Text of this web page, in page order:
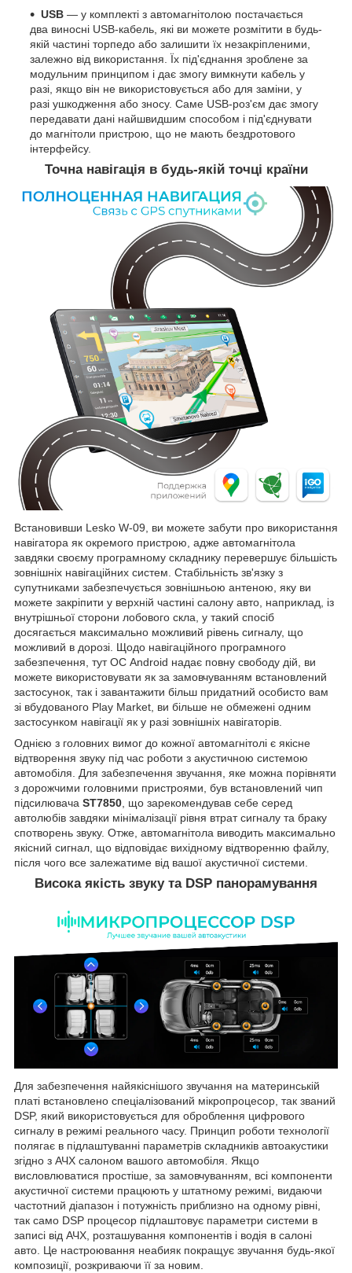
USB — у комплекті з автомагнітолою постачається
два виносні USB-кабель, які ви можете розмітити в будь-
якій частині торпедо або залишити їх незакріпленими,
залежно від використання. Їх під'єднання зроблене за
модульним принципом і дає змогу вимкнути кабель у
разі, якщо він не використовується або для заміни, у
разі ушкодження або зносу. Саме USB-роз'єм дає змогу
передавати дані найшвидшим способом і під'єднувати
до магнітоли пристрою, що не мають бездротового
інтерфейсу.
Точна навігація в будь-якій точці країни
Встановивши Lesko W-09, ви можете забути про використання
навігатора як окремого пристрою, адже автомагнітола
завдяки своєму програмному складнику перевершує більшість
зовнішніх навігаційних систем. Стабільність зв'язку з
супутниками забезпечується зовнішньою антеною, яку ви
можете закріпити у верхній частині салону авто, наприклад, із
внутрішньої сторони лобового скла, у такий спосіб
досягається максимально можливий рівень сигналу, що
можливий в дорозі. Щодо навігаційного програмного
забезпечення, тут ОС Android надає повну свободу дій, ви
можете використовувати як за замовчуванням встановлений
застосунок, так і завантажити більш придатний особисто вам
зі вбудованого Play Market, ви більше не обмежені одним
застосунком навігації як у разі зовнішніх навігаторів.
Однією з головних вимог до кожної автомагнітолі є якісне
відтворення звуку під час роботи з акустичною системою
автомобіля. Для забезпечення звучання, яке можна порівняти
з дорожчими головними пристроями, був встановлений чип
підсилювача ST7850, що зарекомендував себе серед
автолюбів завдяки мінімалізації рівня втрат сигналу та браку
спотворень звуку. Отже, автомагнітола виводить максимально
якісний сигнал, що відповідає вихідному відтворенню файлу,
після чого все залежатиме від вашої акустичної системи.
Висока якість звуку та DSP панорамування
Для забезпечення найякіснішого звучання на материнській
платі встановлено спеціалізований мікропроцесор, так званий
DSP, який використовується для оброблення цифрового
сигналу в режимі реального часу. Принцип роботи технології
полягає в підлаштуванні параметрів складників автоакустики
згідно з АЧХ салоном вашого автомобіля. Якщо
висловлюватися простіше, за замовчуванням, всі компоненти
акустичної системи працюють у штатному режимі, видаючи
частотний діапазон і потужність приблизно на одному рівні,
так само DSP процесор підлаштовує параметри системи в
записі від АЧХ, розташування компонентів і водія в салоні
авто. Це настроювання неабияк покращує звучання будь-якої
композиції, розкриваючи її за новим.